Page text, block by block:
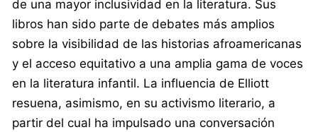
de una mayor inclusividad en la literatura. Sus
libros han sido parte de debates más amplios
sobre la visibilidad de las historias afroamericanas
y el acceso equitativo a una amplia gama de voces
en la literatura infantil. La influencia de Elliott
resuena, asimismo, en su activismo literario, a
partir del cual ha impulsado una conversación